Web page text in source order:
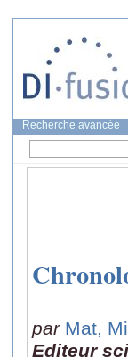
Recherche avancée
par Mat,
Editeur